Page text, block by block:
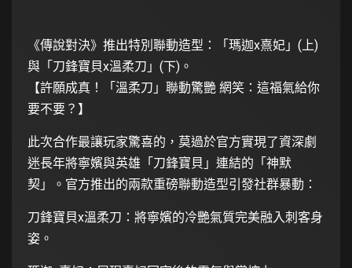
《傳說對決》推出特別聯動造型：「瑪迦x熹妃」(上)
與「刀鋒寶貝x溫柔刀」(下)。
【許願成真！「溫柔刀」聯動驚艷 網笑：這福氣給你
要不要？】
此次合作最讓玩家驚喜的，莫過於官方實現了資深劇
迷長年將寧嬪與英雄「刀鋒寶貝」連結的「神默
契」。官方推出的兩款重磅聯動造型引發社群暴動：
刀鋒寶貝x溫柔刀：將寧嬪的冷艷氣質完美融入刺客身
姿。